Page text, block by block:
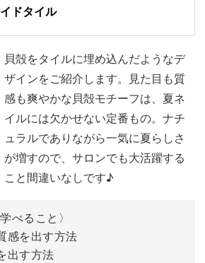
流の細かなポイントが盛りだくさ
わせることで、ビーチテイストがほ
。上品でありつつ気取らない大人デ
ができますよ。
印象のタイル柄と組み合わせた今回
ドタイル
貝殻をタイルに埋め込んだようなデ
ザインをご紹介します。見た目も質
感も爽やかな貝殻モチーフは、夏ネ
イルには欠かせない定番もの。ナチ
ュラルでありながら一気に夏らしさ
が増すので、サロンでも大活躍する
こと間違いなしです♪
べること〉
感を出す方法
出す方法